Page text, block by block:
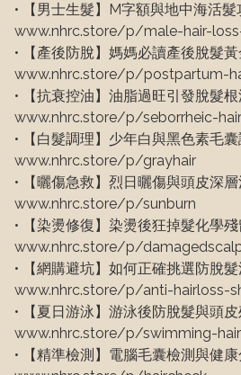
• 【男士生髮】M字額與地中海活髮
www.nhrc.store/p/male-hair-
• 【產後防脫】媽媽必讀產後脫髮黃
www.nhrc.store/p/postpartum-
• 【抗衰控油】油脂過旺引發脫髮根
www.nhrc.store/p/seborrheic-
• 【白髮調理】少年白與黑色素毛囊
www.nhrc.store/p/grayhair
• 【曬傷急救】烈日曬傷與頭皮深層
www.nhrc.store/p/sunburn
• 【染燙修復】染燙後狂掉髮化學殘
www.nhrc.store/p/
• 【網購避坑】如何正確挑選防脫髮
www.nhrc.store/p/anti-hairloss-
• 【夏日游泳】游泳後防脫髮與頭皮
www.nhrc.store/p/swimming-
• 【精準檢測】電腦毛囊檢測與健康